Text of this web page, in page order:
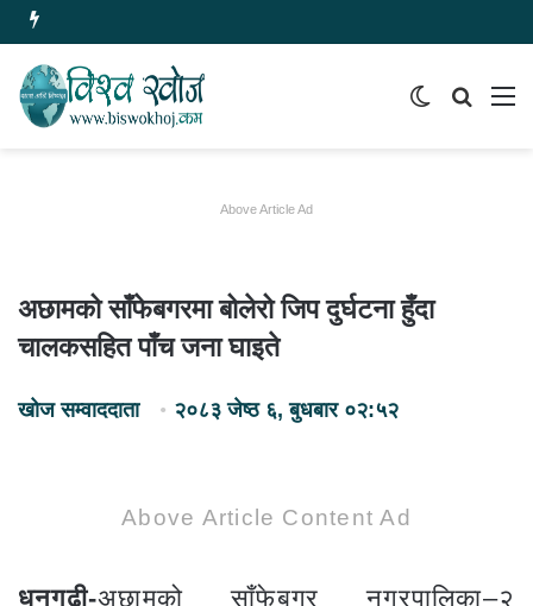
समाचार
Switch
Above Article Ad
अछामको साँफेबगरमा बोलेरो जिप दुर्घटना हुँदा
चालकसहित पाँच जना घाइते
खोज सम्वाददाता २०८३ जेष्ठ ६, बुधबार ०२:५२
Above Article Content Ad
धनगढी-अछामको साँफेबगर नगरपालिका–२